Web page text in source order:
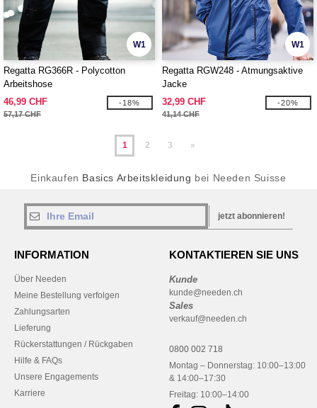
W1
Regatta RG366R - Polycotton
Arbeitshose
46,99 CHF
57,17 CHF
-18%
W1
Regatta RGW248 - Atmungsaktive
Jacke
32,99 CHF
41,14 CHF
-20%
1 2 3 »
Einkaufen Basics Arbeitskleidung bei Needen Suisse
jetzt abonnieren!
INFORMATION
Über Needen
Meine Bestellung verfolgen
Zahlungsarten
Lieferung
Rückerstattungen / Rückgaben
Hilfe & FAQs
Unsere Engagements
Karriere
KONTAKTIEREN SIE UNS
Kunde
kunde@needen.ch
Sales
verkauf@needen.ch
0800 002 718
Montag – Donnerstag: 10:00–13:00
& 14:00–17:30
Freitag: 10:00–14:00